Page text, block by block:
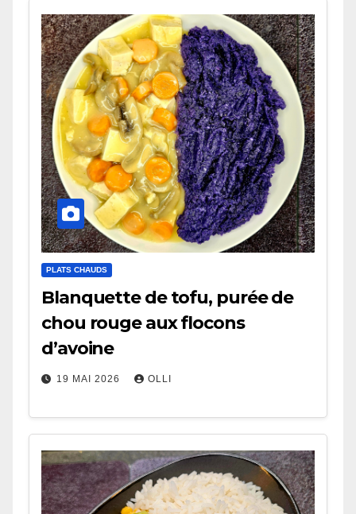
PLATS CHAUDS
Blanquette de tofu, purée de
chou rouge aux flocons
d’avoine
19 MAI 2026 OLLI